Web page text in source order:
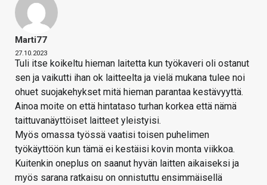
Marti77
27.10.2023
Tuli itse koikeltu hieman laitetta kun työkaveri oli ostanut
sen ja vaikutti ihan ok laitteelta ja vielä mukana tulee noi
ohuet suojakehykset mitä hieman parantaa kestävyyttä.
Ainoa moite on että hintataso turhan korkea että nämä
taittuvanäyttöiset laitteet yleistyisi.
Myös omassa työssä vaatisi toisen puhelimen
työkäyttöön kun tämä ei kestäisi kovin monta viikkoa.
Kuitenkin oneplus on saanut hyvän laitten aikaiseksi ja
myös sarana ratkaisu on onnistuttu ensimmäisellä